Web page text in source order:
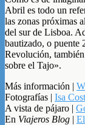
Abril es todo un
las zonas próximas
del sur de Lisboa.
bautizado, o puente
Revolución,
sobre el Tajo».
Más información |
Fotografías | Isa
A vista de pájaro |
En Viajeros Blog |